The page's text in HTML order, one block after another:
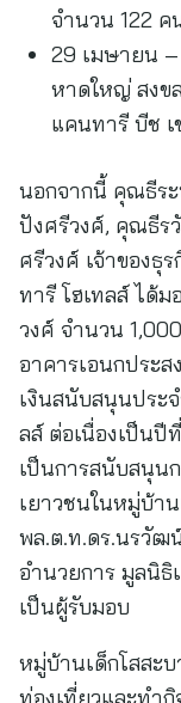
จำนวน 122 ค
29 เมษายน
หาดใหญ่ สงข
แคนทารี บีช เ
นอกจากนี้ คุณธีร
ปังศรีวงศ์, คุณธีร
ศรีวงศ์ เจ้าของธุ
ทารี โฮเทลส์ ได้
วงศ์ จำนวน
อาคารเอนกประ
เงินสนับสนุนประ
ลส์ ต่อเนื่องเป็นปี
เป็นการสนับสนุน
เยาวชนในหมู่บ้า
พล.ต.ท.ดร.นรวัฒ
อำนวยการ มูลนิธิ
เป็นผู้รับมอบ
หมู่บ้านเด็กโสสะ